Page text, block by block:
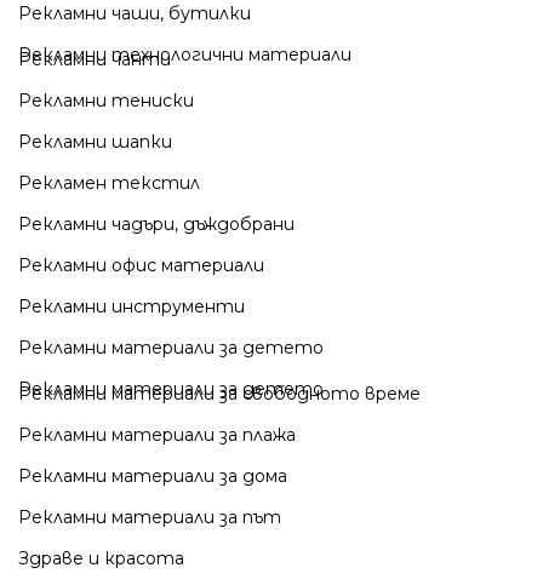
Рекламни чаши, бутилки
Рекламни технологични материали
Рекламни чанти
Рекламни тениски
Рекламни шапки
Рекламен текстил
Рекламни чадъри, дъждобрани
Рекламни офис материали
Рекламни инструменти
Рекламни материали за детето
Рекламни материали за детето
Рекламни материали за свободното време
Рекламни материали за плажа
Рекламни материали за дома
Рекламни материали за път
Здраве и красота